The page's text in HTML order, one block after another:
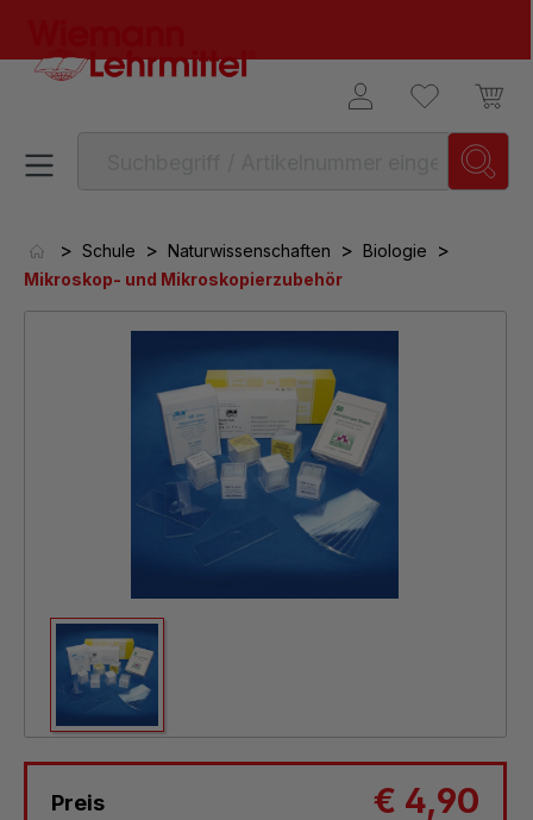
> Schule > Naturwissenschaften > Biologie >
Mikroskop- und Mikroskopierzubehör
Preis € 4,90